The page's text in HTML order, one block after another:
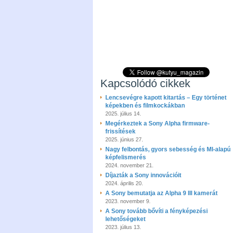
Kapcsolódó cikkek
Lencsevégre kapott kitartás – Egy történet
képekben és filmkockákban
2025. július 14.
Megérkeztek a Sony Alpha firmware-
frissítések
2025. június 27.
Nagy felbontás, gyors sebesség és MI-alapú
képfelismerés
2024. november 21.
Díjazták a Sony innovációit
2024. április 20.
A Sony bemutatja az Alpha 9 III kamerát
2023. november 9.
A Sony tovább bővíti a fényképezési
lehetőségeket
2023. július 13.